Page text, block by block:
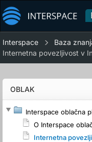
Interspace Baza
Internetna povezljivost v
OBLAK
Interspace oblačna
O Interspace
Internetna